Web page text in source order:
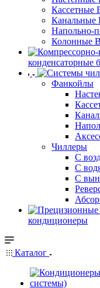
Кассетные
Канальные
Напольно-
Колонные
конденсаторные
Фанкойлы
Чиллеры
С
С
С
кондиционеры
Каталог